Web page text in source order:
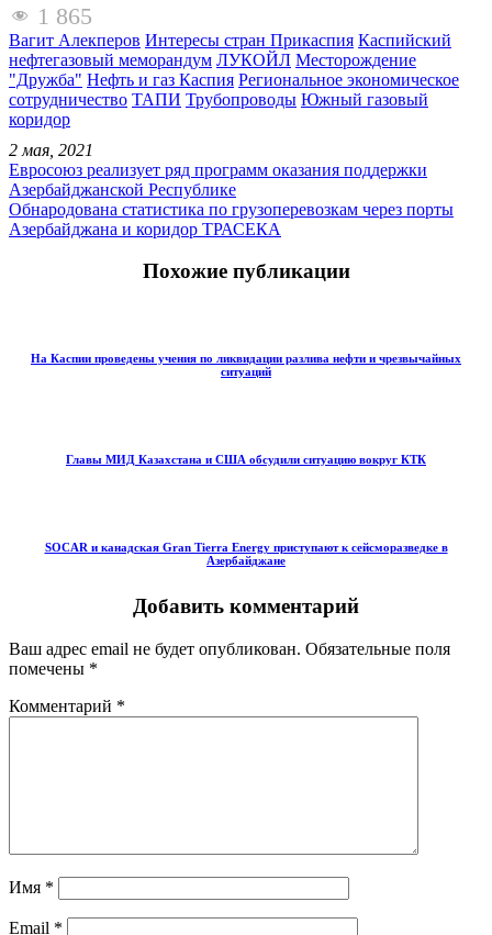
1 865
Вагит Алекперов Интересы стран Прикаспия Каспийский
нефтегазовый меморандум ЛУКОЙЛ Месторождение
"Дружба" Нефть и газ Каспия Региональное экономическое
сотрудничество ТАПИ Трубопроводы Южный газовый
коридор
2 мая, 2021
Евросоюз реализует ряд программ оказания поддержки
Азербайджанской Республике
Обнародована статистика по грузоперевозкам через порты
Азербайджана и коридор ТРАСЕКА
Похожие публикации
На Каспии проведены учения по ликвидации разлива нефти и чрезвычайных
ситуаций
Главы МИД Казахстана и США обсудили ситуацию вокруг КТК
SOCAR и канадская Gran Tierra Energy приступают к сейсморазведке в
Азербайджане
Добавить комментарий
Ваш адрес email не будет опубликован. Обязательные поля
помечены *
Комментарий *
Имя *
Email *